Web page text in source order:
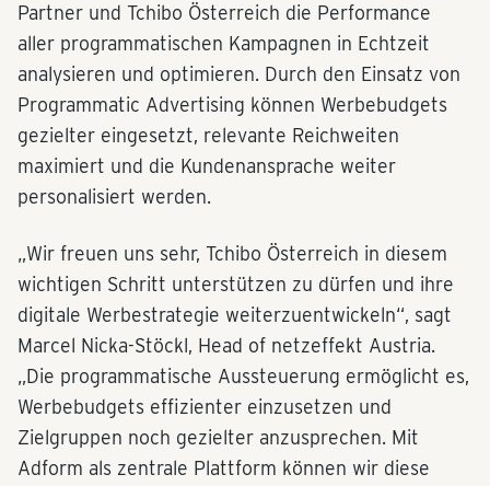
Partner und Tchibo Österreich die Performance
aller programmatischen Kampagnen in Echtzeit
analysieren und optimieren. Durch den Einsatz von
Programmatic Advertising können Werbebudgets
gezielter eingesetzt, relevante Reichweiten
maximiert und die Kundenansprache weiter
personalisiert werden.
„Wir freuen uns sehr, Tchibo Österreich in diesem
wichtigen Schritt unterstützen zu dürfen und ihre
digitale Werbestrategie weiterzuentwickeln“, sagt
Marcel Nicka-Stöckl, Head of netzeffekt Austria.
„Die programmatische Aussteuerung ermöglicht es,
Werbebudgets effizienter einzusetzen und
Zielgruppen noch gezielter anzusprechen. Mit
Adform als zentrale Plattform können wir diese